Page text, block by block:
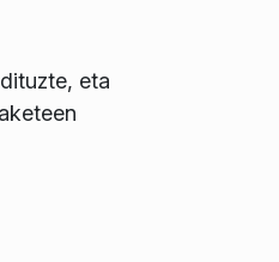
eta